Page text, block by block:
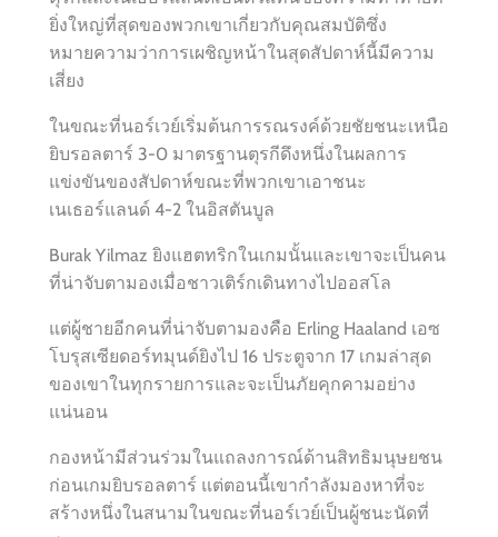
ยิ่งใหญ่ที่สุดของพวกเขาเกี่ยวกับคุณสมบัติซึ่ง
หมายความว่าการเผชิญหน้าในสุดสัปดาห์นี้มีความ
เสี่ยง
ในขณะที่นอร์เวย์เริ่มต้นการรณรงค์ด้วยชัยชนะเหนือ
ยิบรอลตาร์ 3-0 มาตรฐานตุรกีดึงหนึ่งในผลการ
แข่งขันของสัปดาห์ขณะที่พวกเขาเอาชนะ
เนเธอร์แลนด์ 4-2 ในอิสตันบูล
Burak Yilmaz ยิงแฮตทริกในเกมนั้นและเขาจะเป็นคน
ที่น่าจับตามองเมื่อชาวเติร์กเดินทางไปออสโล
แต่ผู้ชายอีกคนที่น่าจับตามองคือ Erling Haaland เอซ
โบรุสเซียดอร์ทมุนด์ยิงไป 16 ประตูจาก 17 เกมล่าสุด
ของเขาในทุกรายการและจะเป็นภัยคุกคามอย่าง
แน่นอน
กองหน้ามีส่วนร่วมในแถลงการณ์ด้านสิทธิมนุษยชน
ก่อนเกมยิบรอลตาร์ แต่ตอนนี้เขากำลังมองหาที่จะ
สร้างหนึ่งในสนามในขณะที่นอร์เวย์เป็นผู้ชนะนัดที่